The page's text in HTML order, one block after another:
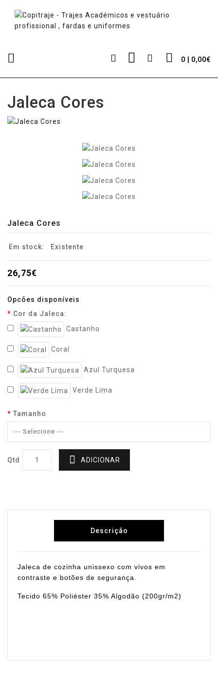
0 | 0,00€
Jaleca Cores
Jaleca Cores
Em stock: Existente
26,75€
Opcões disponíveis
Cor da Jaleca:
Castanho
Coral
Azul Turquesa
Verde Lima
Tamanho
Qtd ADICIONAR
Descrição
Jaleca de cozinha unissexo com vivos em
contraste e botões de segurança.
Tecido 65% Poliéster 35% Algodão (200gr/m2)